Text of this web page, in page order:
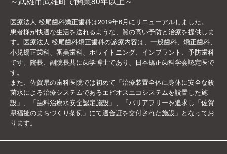
医療法人 松尾歯科矯正歯科は2019年6月にリニューアルしました。
患者様が快適な生活を送れるような、質の高い予防と治療を提供しま
す。医療法人 松尾歯科矯正歯科の診療内容は、一般歯科、矯正歯科、
小児矯正歯科、審美歯科、ホワイトニング、インプラント、予防歯科
です。院長、副院長共に歯学博士であり、日本矯正歯科学会認定医で
す。
また、佐賀県の歯科医院では初めて「治療装置全体に身体に安全な殺
菌水による治療システムであるエピオスエコシステムを設置した施
設」、「歯科治療水安全認定施設」、「バリアフリーを追求し「佐賀
県福祉のまちづくり条例」にて適合証を交付された施設」となってお
ります。